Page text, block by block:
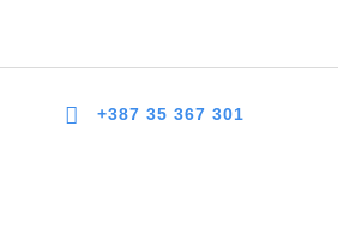
+387 35 367 301